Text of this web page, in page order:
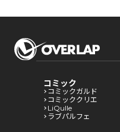
コミック
コミックガルド
コミッククリエ
LiQulle
ラブパルフェ